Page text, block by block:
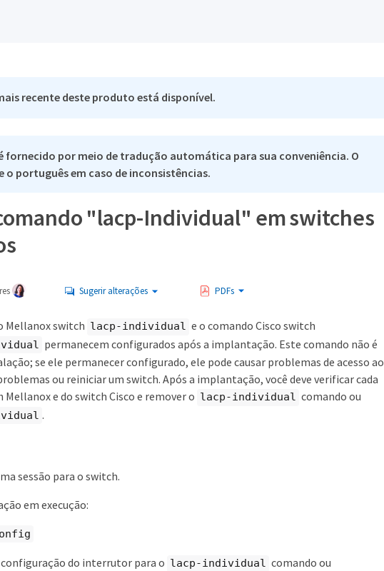
recente deste produto está disponível.
fornecido por meio de tradução automática para sua conveniência. O
o português em caso de inconsistências.
"lacp-Individual" em switches
Sugerir alterações PDFs
Mellanox switch lacp-individual e o comando Cisco switch
permanecem configurados após a implantação. Este comando não é
se ele permanecer configurado, ele pode causar problemas de acesso ao
ou reiniciar um switch. Após a implantação, você deve verificar cada
e do switch Cisco e remover o lacp-individual comando ou
.
sessão para o switch.
em execução:
configuração do interrutor para o lacp-individual comando ou